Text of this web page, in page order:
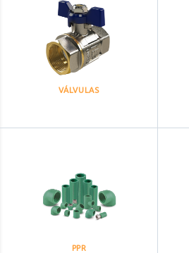
VÁLVULAS
PPR